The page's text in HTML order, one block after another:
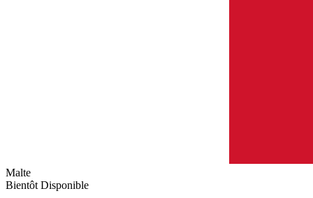
Malte
Bientôt Disponible